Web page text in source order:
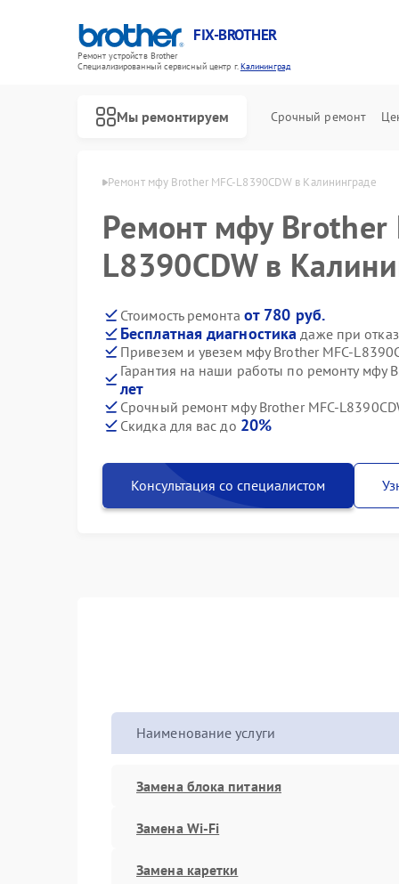
FIX-BROTHER
Ремонт устройств Brother
Специализированный cервисный центр г.Калининград
Мы ремонтируем Срочный ремонт
в Калининграде Ремонт мфу Brother MFC-L8390CDW в Калининграде
Ремонт мфу Brother
L8390CDW в
Стоимость ремонта от 780 руб.
Бесплатная диагностика даже при
Привезем и увезем мфу Brother MFC-
Гарантия на наши работы по ремонту мфу
лет
Срочный ремонт мфу Brother MFC-
Скидка для вас до 20%
Консультация со специалистом
Наименование услуги
Замена блока питания
Замена Wi-Fi
Замена каретки